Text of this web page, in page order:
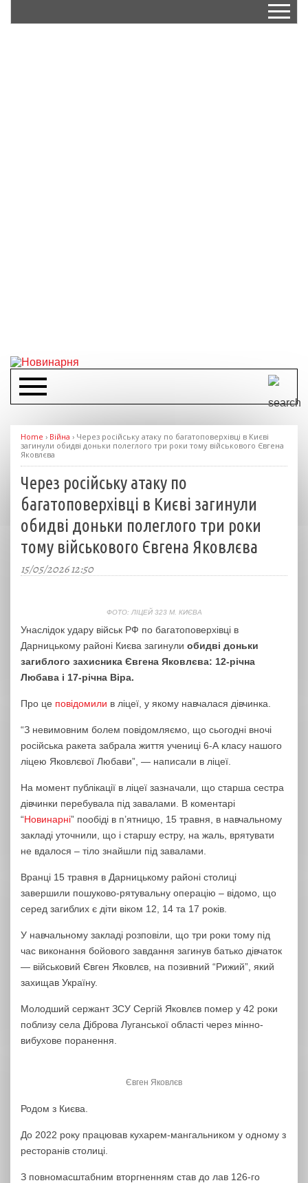
Home › Війна › Через російську атаку по багатоповерхівці в Києві
загинули обидві доньки полеглого три роки тому військового Євгена
Яковлєва
Через російську атаку по
багатоповерхівці в Києві загинули
обидві доньки полеглого три роки
тому військового Євгена Яковлєва
15/05/2026 12:50
ФОТО: ЛІЦЕЙ 323 М. КИЄВА
Унаслідок удару військ РФ по багатоповерхівці в
Дарницькому районі Києва загинули обидві доньки
загиблого захисника Євгена Яковлєва: 12-річна
Любава і 17-річна Віра.
Про це повідомили в ліцеї, у якому навчалася дівчинка.
“З невимовним болем повідомляємо, що сьогодні вночі
російська ракета забрала життя учениці 6-А класу нашого
ліцею Яковлєвої Любави”, — написали в ліцеї.
На момент публікації в ліцеї зазначали, що старша сестра
дівчинки перебувала під завалами. В коментарі
“Новинарні” пообіді в п’ятницю, 15 травня, в навчальному
закладі уточнили, що і старшу естру, на жаль, врятувати
не вдалося – тіло знайшли під завалами.
Вранці 15 травня в Дарницькому районі столиці
завершили пошуково-рятувальну операцію – відомо, що
серед загиблих є діти віком 12, 14 та 17 років.
У навчальному закладі розповіли, що три роки тому під
час виконання бойового завдання загинув батько дівчаток
— військовий Євген Яковлєв, на позивний “Рижий”, який
захищав Україну.
Молодший сержант ЗСУ Сергій Яковлєв помер у 42 роки
поблизу села Діброва Луганської області через мінно-
вибухове поранення.
Євген Яковлєв
Родом з Києва.
До 2022 року працював кухарем-мангальником у одному з
ресторанів столиці.
З повномасштабним вторгненням став до лав 126-го